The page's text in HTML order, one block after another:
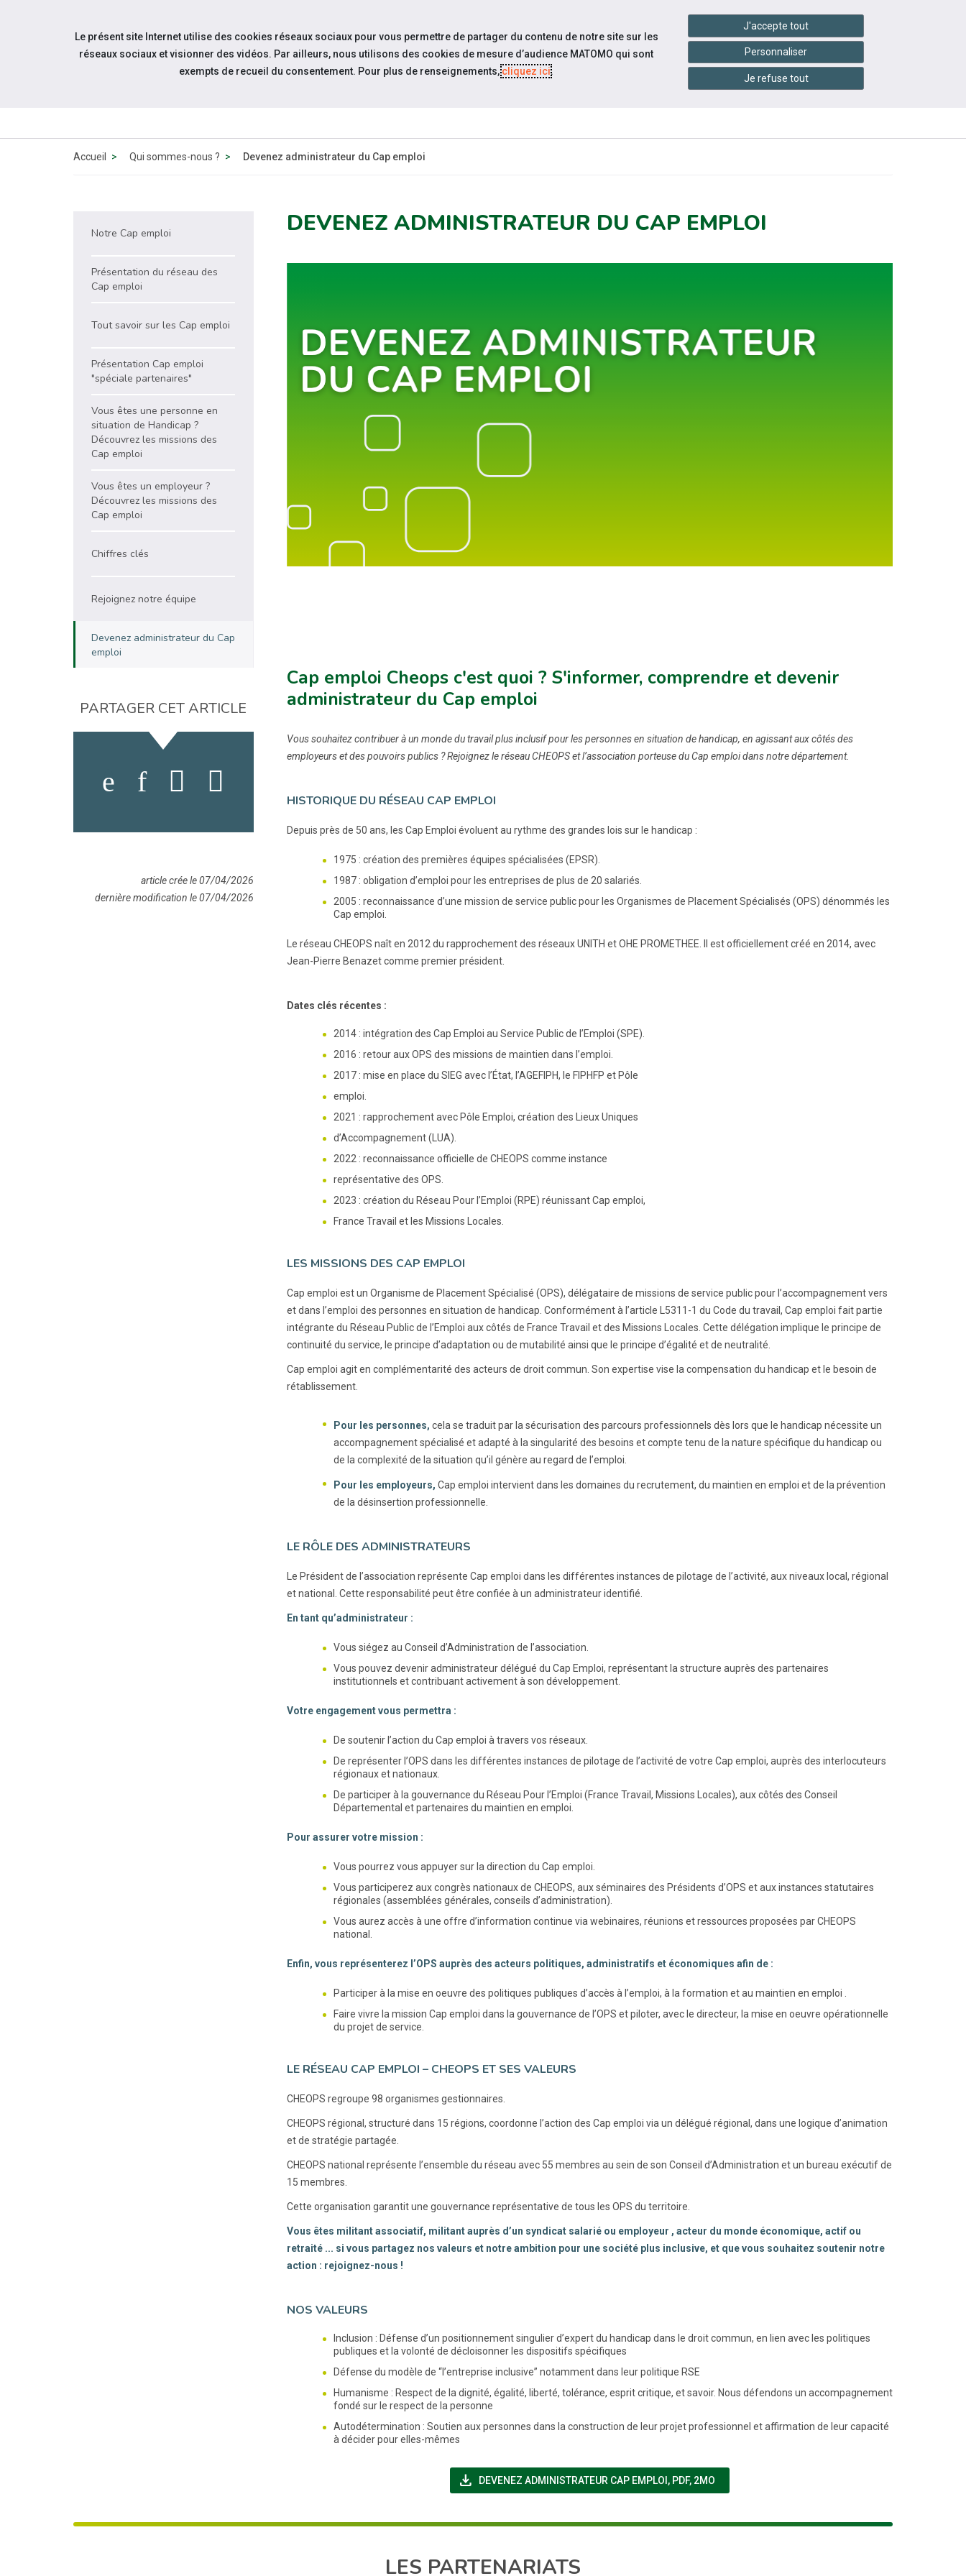
Aller au contenu
Sites du réseau settings_accessibility Accessibilité
ACTUALITÉS
PRATIQUES
Accueil Qui sommes-nous ? Devenez administrateur du Cap emploi
DEVENEZ ADMINISTRATEUR DU CAP EMPLOI
Cap emploi Cheops c'est quoi ? S'informer, comprendre et devenir
administrateur du Cap emploi
Vous souhaitez contribuer à un monde du travail plus inclusif pour les personnes en situation de handicap, en agissant aux côtés des
employeurs et des pouvoirs publics ? Rejoignez le réseau CHEOPS et l’association porteuse du Cap emploi dans notre département.
HISTORIQUE DU RÉSEAU CAP EMPLOI
Depuis près de 50 ans, les Cap Emploi évoluent au rythme des grandes lois sur le handicap :
1975 : création des premières équipes spécialisées (EPSR).
1987 : obligation d’emploi pour les entreprises de plus de 20 salariés.
2005 : reconnaissance d’une mission de service public pour les Organismes de Placement Spécialisés (OPS) dénommés les
Cap emploi.
Le réseau CHEOPS naît en 2012 du rapprochement des réseaux UNITH et OHE PROMETHEE. Il est officiellement créé en 2014, avec
Jean-Pierre Benazet comme premier président.
Dates clés récentes :
2014 : intégration des Cap Emploi au Service Public de l’Emploi (SPE).
2016 : retour aux OPS des missions de maintien dans l’emploi.
2017 : mise en place du SIEG avec l’État, l’AGEFIPH, le FIPHFP et Pôle
emploi.
2021 : rapprochement avec Pôle Emploi, création des Lieux Uniques
d’Accompagnement (LUA).
2022 : reconnaissance officielle de CHEOPS comme instance
représentative des OPS.
2023 : création du Réseau Pour l’Emploi (RPE) réunissant Cap emploi,
France Travail et les Missions Locales.
LES MISSIONS DES CAP EMPLOI
Cap emploi est un Organisme de Placement Spécialisé (OPS), délégataire de missions de service public pour l’accompagnement vers
et dans l’emploi des personnes en situation de handicap. Conformément à l’article L5311-1 du Code du travail, Cap emploi fait partie
intégrante du Réseau Public de l’Emploi aux côtés de France Travail et des Missions Locales. Cette délégation implique le principe de
continuité du service, le principe d’adaptation ou de mutabilité ainsi que le principe d’égalité et de neutralité.
Cap emploi agit en complémentarité des acteurs de droit commun. Son expertise vise la compensation du handicap et le besoin de
rétablissement.
Pour les personnes, cela se traduit par la sécurisation des parcours professionnels dès lors que le handicap nécessite un
accompagnement spécialisé et adapté à la singularité des besoins et compte tenu de la nature spécifique du handicap ou
de la complexité de la situation qu’il génère au regard de l’emploi.
Pour les employeurs, Cap emploi intervient dans les domaines du recrutement, du maintien en emploi et de la prévention
de la désinsertion professionnelle.
LE RÔLE DES ADMINISTRATEURS
Le Président de l’association représente Cap emploi dans les différentes instances de pilotage de l’activité, aux niveaux local, régional
et national. Cette responsabilité peut être confiée à un administrateur identifié.
En tant qu’administrateur :
Vous siégez au Conseil d’Administration de l’association.
Vous pouvez devenir administrateur délégué du Cap Emploi, représentant la structure auprès des partenaires
institutionnels et contribuant activement à son développement.
Votre engagement vous permettra :
De soutenir l’action du Cap emploi à travers vos réseaux.
De représenter l’OPS dans les différentes instances de pilotage de l’activité de votre Cap emploi, auprès des interlocuteurs
régionaux et nationaux.
De participer à la gouvernance du Réseau Pour l’Emploi (France Travail, Missions Locales), aux côtés des Conseil
Départemental et partenaires du maintien en emploi.
Pour assurer votre mission :
Vous pourrez vous appuyer sur la direction du Cap emploi.
Vous participerez aux congrès nationaux de CHEOPS, aux séminaires des Présidents d’OPS et aux instances statutaires
régionales (assemblées générales, conseils d’administration).
Vous aurez accès à une offre d’information continue via webinaires, réunions et ressources proposées par CHEOPS
national.
Enfin, vous représenterez l’OPS auprès des acteurs politiques, administratifs et économiques afin de :
Participer à la mise en oeuvre des politiques publiques d’accès à l’emploi, à la formation et au maintien en emploi .
Faire vivre la mission Cap emploi dans la gouvernance de l’OPS et piloter, avec le directeur, la mise en oeuvre opérationnelle
du projet de service.
LE RÉSEAU CAP EMPLOI – CHEOPS ET SES VALEURS
CHEOPS regroupe 98 organismes gestionnaires.
CHEOPS régional, structuré dans 15 régions, coordonne l’action des Cap emploi via un délégué régional, dans une logique d’animation
et de stratégie partagée.
CHEOPS national représente l’ensemble du réseau avec 55 membres au sein de son Conseil d’Administration et un bureau exécutif de
15 membres.
Cette organisation garantit une gouvernance représentative de tous les OPS du territoire.
Vous êtes militant associatif, militant auprès d’un syndicat salarié ou employeur , acteur du monde économique, actif ou
retraité ... si vous partagez nos valeurs et notre ambition pour une société plus inclusive, et que vous souhaitez soutenir notre
action : rejoignez-nous !
NOS VALEURS
Inclusion : Défense d’un positionnement singulier d’expert du handicap dans le droit commun, en lien avec les politiques
publiques et la volonté de décloisonner les dispositifs spécifiques
Défense du modèle de “l’entreprise inclusive” notamment dans leur politique RSE
Humanisme : Respect de la dignité, égalité, liberté, tolérance, esprit critique, et savoir. Nous défendons un accompagnement
fondé sur le respect de la personne
Autodétermination : Soutien aux personnes dans la construction de leur projet professionnel et affirmation de leur capacité
à décider pour elles-mêmes
file_download DEVENEZ ADMINISTRATEUR CAP EMPLOI (NOUVELLE FENÊTRE)
, PDF, 2MO
Notre Cap emploi
Présentation du réseau des
Cap emploi
Tout savoir sur les Cap emploi
Présentation Cap emploi
"spéciale partenaires"
Vous êtes une personne en
situation de Handicap ?
Découvrez les missions des
Cap emploi
Vous êtes un employeur ?
Découvrez les missions des
Cap emploi
Chiffres clés
Rejoignez notre équipe
Devenez administrateur du Cap
emploi
PARTAGER CET ARTICLE
article crée le 07/04/2026
dernière modification le 07/04/2026
LES PARTENARIATS
Le présent site Internet utilise des cookies réseaux sociaux pour vous permettre de partager du contenu de notre site sur les
réseaux sociaux et visionner des vidéos. Par ailleurs, nous utilisons des cookies de mesure d’audience MATOMO qui sont
exempts de recueil du consentement. Pour plus de renseignements,cliquez ici.
J'accepte tout
Personnaliser
Je refuse tout